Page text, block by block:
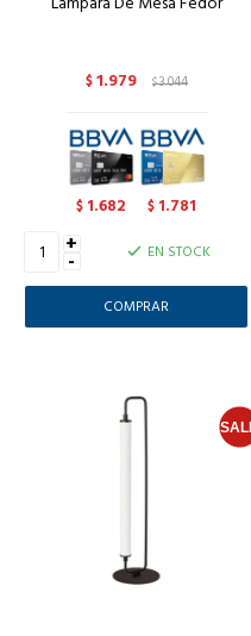
$1.979 $3.044
$ 1.682 $ 1.781
+
- EN STOCK